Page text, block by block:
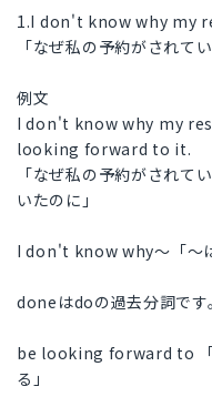
1.I don't know why my
「なぜ私の予約がされて
例文
I don't know why my
looking forward to it.
「なぜ私の予約がされて
いたのに」
I don't know why〜「〜
doneはdoの過去分詞です。
be looking forward to 「
る」